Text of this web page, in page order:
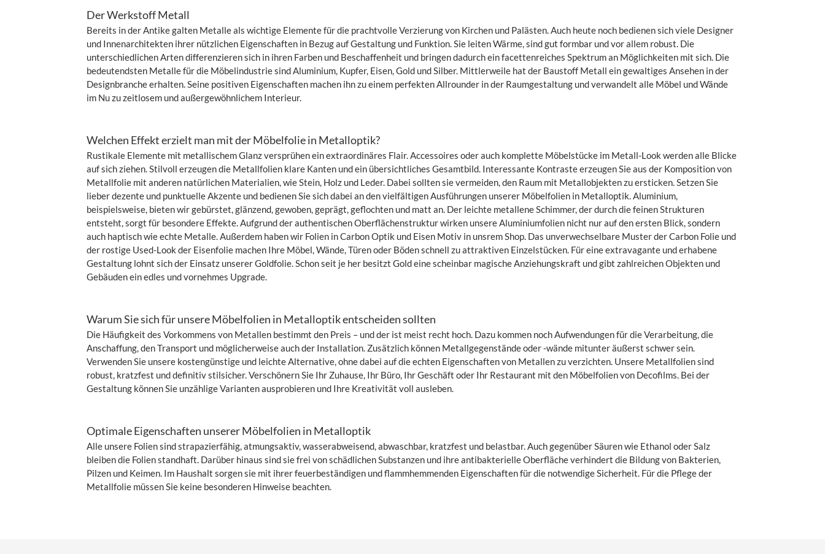
Der Werkstoff Metall
Bereits in der Antike galten Metalle als wichtige Elemente für die prachtvolle Verzierung von Kirchen und Palästen. Auch heute noch bedienen sich viele Designer
und Innenarchitekten ihrer nützlichen Eigenschaften in Bezug auf Gestaltung und Funktion. Sie leiten Wärme, sind gut formbar und vor allem robust. Die
unterschiedlichen Arten differenzieren sich in ihren Farben und Beschaffenheit und bringen dadurch ein facettenreiches Spektrum an Möglichkeiten mit sich. Die
bedeutendsten Metalle für die Möbelindustrie sind Aluminium, Kupfer, Eisen, Gold und Silber. Mittlerweile hat der Baustoff Metall ein gewaltiges Ansehen in der
Designbranche erhalten. Seine positiven Eigenschaften machen ihn zu einem perfekten Allrounder in der Raumgestaltung und verwandelt alle Möbel und Wände
im Nu zu zeitlosem und außergewöhnlichem Interieur.
Welchen Effekt erzielt man mit der Möbelfolie in Metalloptik?
Rustikale Elemente mit metallischem Glanz versprühen ein extraordinäres Flair. Accessoires oder auch komplette Möbelstücke im Metall-Look werden alle Blicke
auf sich ziehen. Stilvoll erzeugen die Metallfolien klare Kanten und ein übersichtliches Gesamtbild. Interessante Kontraste erzeugen Sie aus der Komposition von
Metallfolie mit anderen natürlichen Materialien, wie Stein, Holz und Leder. Dabei sollten sie vermeiden, den Raum mit Metallobjekten zu ersticken. Setzen Sie
lieber dezente und punktuelle Akzente und bedienen Sie sich dabei an den vielfältigen Ausführungen unserer Möbelfolien in Metalloptik. Aluminium,
beispielsweise, bieten wir gebürstet, glänzend, gewoben, geprägt, geflochten und matt an. Der leichte metallene Schimmer, der durch die feinen Strukturen
entsteht, sorgt für besondere Effekte. Aufgrund der authentischen Oberflächenstruktur wirken unsere Aluminiumfolien nicht nur auf den ersten Blick, sondern
auch haptisch wie echte Metalle. Außerdem haben wir Folien in Carbon Optik und Eisen Motiv in unsrem Shop. Das unverwechselbare Muster der Carbon Folie und
der rostige Used-Look der Eisenfolie machen Ihre Möbel, Wände, Türen oder Böden schnell zu attraktiven Einzelstücken. Für eine extravagante und erhabene
Gestaltung lohnt sich der Einsatz unserer Goldfolie. Schon seit je her besitzt Gold eine scheinbar magische Anziehungskraft und gibt zahlreichen Objekten und
Gebäuden ein edles und vornehmes Upgrade.
Warum Sie sich für unsere Möbelfolien in Metalloptik entscheiden sollten
Die Häufigkeit des Vorkommens von Metallen bestimmt den Preis – und der ist meist recht hoch. Dazu kommen noch Aufwendungen für die Verarbeitung, die
Anschaffung, den Transport und möglicherweise auch der Installation. Zusätzlich können Metallgegenstände oder -wände mitunter äußerst schwer sein.
Verwenden Sie unsere kostengünstige und leichte Alternative, ohne dabei auf die echten Eigenschaften von Metallen zu verzichten. Unsere Metallfolien sind
robust, kratzfest und definitiv stilsicher. Verschönern Sie Ihr Zuhause, Ihr Büro, Ihr Geschäft oder Ihr Restaurant mit den Möbelfolien von Decofilms. Bei der
Gestaltung können Sie unzählige Varianten ausprobieren und Ihre Kreativität voll ausleben.
Optimale Eigenschaften unserer Möbelfolien in Metalloptik
Alle unsere Folien sind strapazierfähig, atmungsaktiv, wasserabweisend, abwaschbar, kratzfest und belastbar. Auch gegenüber Säuren wie Ethanol oder Salz
bleiben die Folien standhaft. Darüber hinaus sind sie frei von schädlichen Substanzen und ihre antibakterielle Oberfläche verhindert die Bildung von Bakterien,
Pilzen und Keimen. Im Haushalt sorgen sie mit ihrer feuerbeständigen und flammhemmenden Eigenschaften für die notwendige Sicherheit. Für die Pflege der
Metallfolie müssen Sie keine besonderen Hinweise beachten.